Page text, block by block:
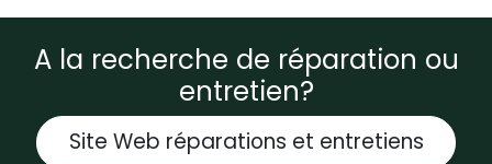
A la recherche de réparation ou
entretien?
Site Web réparations et entretiens